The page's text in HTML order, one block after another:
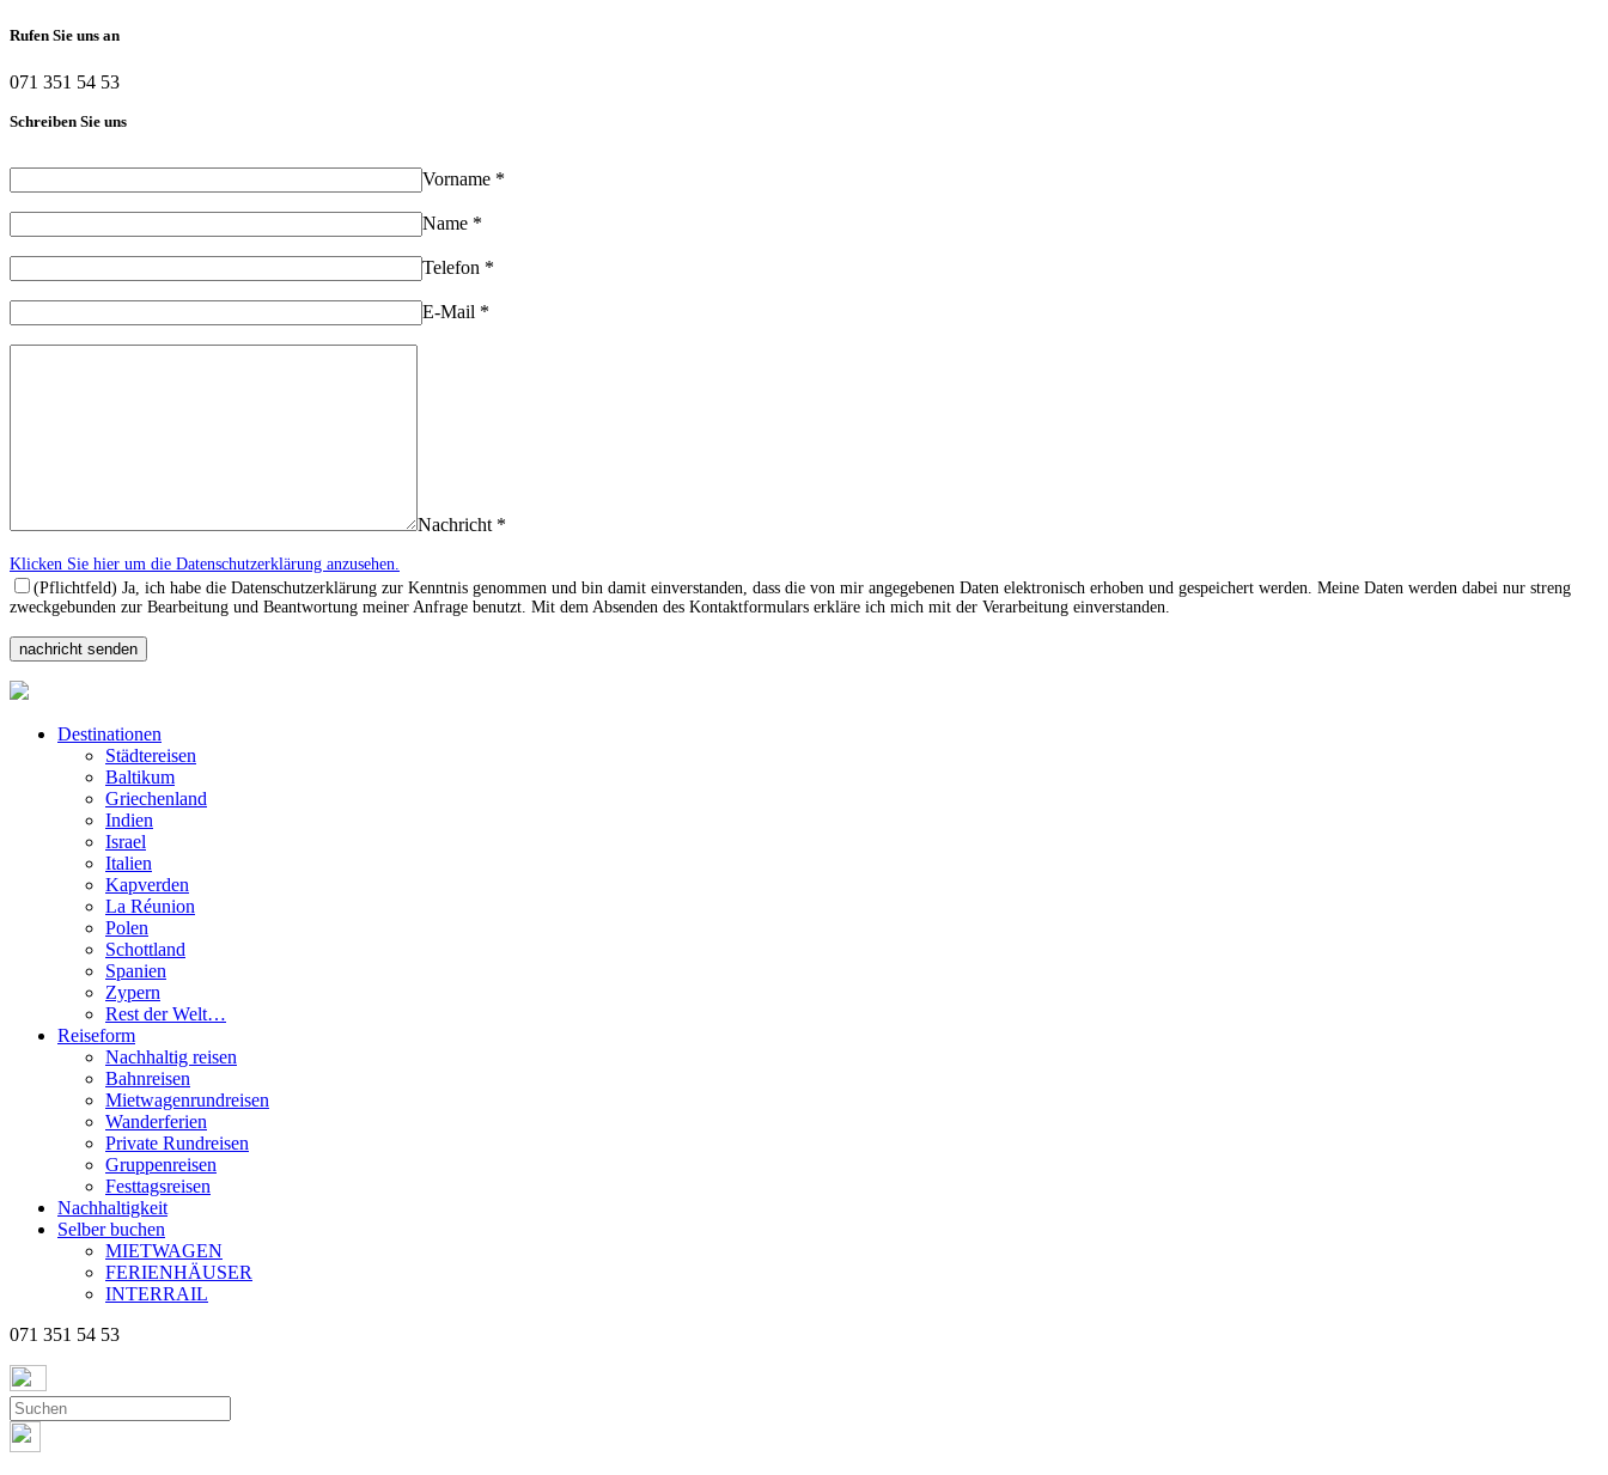
Rufen Sie uns an
071 351 54 53
Schreiben Sie uns
Vorname *
Name *
Telefon *
E-Mail *
Nachricht *
Klicken Sie hier um die Datenschutzerklärung anzusehen.
(Pflichtfeld) Ja, ich habe die Datenschutzerklärung zur Kenntnis genommen und bin damit einverstanden, dass die von mir angegebenen Daten elektronisch erhoben und gespeichert werden. Meine Daten werden dabei nur streng
zweckgebunden zur Bearbeitung und Beantwortung meiner Anfrage benutzt. Mit dem Absenden des Kontaktformulars erkläre ich mich mit der Verarbeitung einverstanden.
Destinationen
Städtereisen
Baltikum
Griechenland
Indien
Israel
Italien
Kapverden
La Réunion
Polen
Schottland
Spanien
Zypern
Rest der Welt…
Reiseform
Nachhaltig reisen
Bahnreisen
Mietwagenrundreisen
Wanderferien
Private Rundreisen
Gruppenreisen
Festtagsreisen
Nachhaltigkeit
Selber buchen
MIETWAGEN
FERIENHÄUSER
INTERRAIL
071 351 54 53